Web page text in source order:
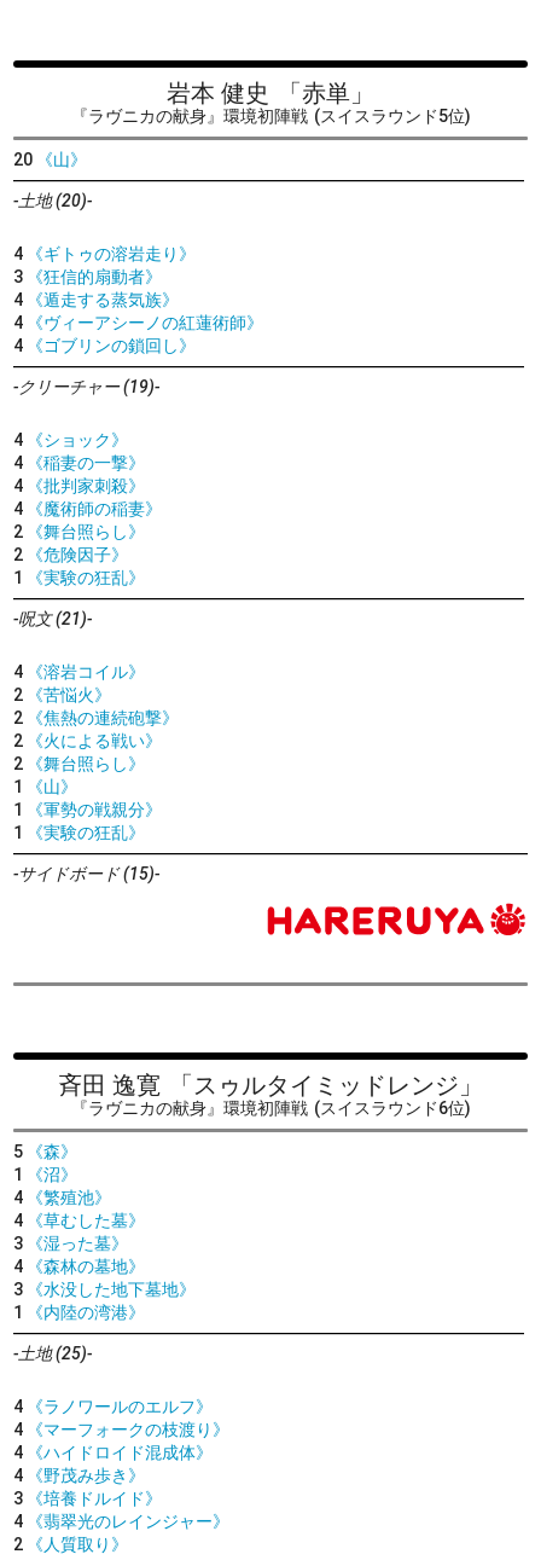
岩本 健史 「赤単」
『ラヴニカの献身』環境初陣戦 (スイスラウンド5位)
20 《山》
-土地 (20)-
4
《ギトゥの溶岩走り》
3
《狂信的扇動者》
4
《遁走する蒸気族》
4
《ヴィーアシーノの紅蓮術師》
4
《ゴブリンの鎖回し》
-クリーチャー (19)-
4
《ショック》
4
《稲妻の一撃》
4
《批判家刺殺》
4
《魔術師の稲妻》
2
《舞台照らし》
2
《危険因子》
1
《実験の狂乱》
-呪文 (21)-
4
《溶岩コイル》
2
《苦悩火》
2
《焦熱の連続砲撃》
2
《火による戦い》
2
《舞台照らし》
1
《山》
1
《軍勢の戦親分》
1
《実験の狂乱》
-サイドボード (15)-
斉田 逸寛 「スゥルタイミッドレンジ」
『ラヴニカの献身』環境初陣戦 (スイスラウンド6位)
5
《森》
1
《沼》
4
《繁殖池》
4
《草むした墓》
3
《湿った墓》
4
《森林の墓地》
3
《水没した地下墓地》
1
《内陸の湾港》
-土地 (25)-
4
《ラノワールのエルフ》
4
《マーフォークの枝渡り》
4
《ハイドロイド混成体》
4
《野茂み歩き》
3
《培養ドルイド》
4
《翡翠光のレインジャー》
2
《人質取り》